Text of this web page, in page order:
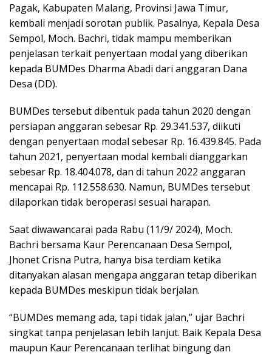
Pagak, Kabupaten Malang, Provinsi Jawa Timur,
kembali menjadi sorotan publik. Pasalnya, Kepala Desa
Sempol, Moch. Bachri, tidak mampu memberikan
penjelasan terkait penyertaan modal yang diberikan
kepada BUMDes Dharma Abadi dari anggaran Dana
Desa (DD).
BUMDes tersebut dibentuk pada tahun 2020 dengan
persiapan anggaran sebesar Rp. 29.341.537, diikuti
dengan penyertaan modal sebesar Rp. 16.439.845. Pada
tahun 2021, penyertaan modal kembali dianggarkan
sebesar Rp. 18.404.078, dan di tahun 2022 anggaran
mencapai Rp. 112.558.630. Namun, BUMDes tersebut
dilaporkan tidak beroperasi sesuai harapan.
Saat diwawancarai pada Rabu (11/9/ 2024), Moch.
Bachri bersama Kaur Perencanaan Desa Sempol,
Jhonet Crisna Putra, hanya bisa terdiam ketika
ditanyakan alasan mengapa anggaran tetap diberikan
kepada BUMDes meskipun tidak berjalan.
“BUMDes memang ada, tapi tidak jalan,” ujar Bachri
singkat tanpa penjelasan lebih lanjut. Baik Kepala Desa
maupun Kaur Perencanaan terlihat bingung dan